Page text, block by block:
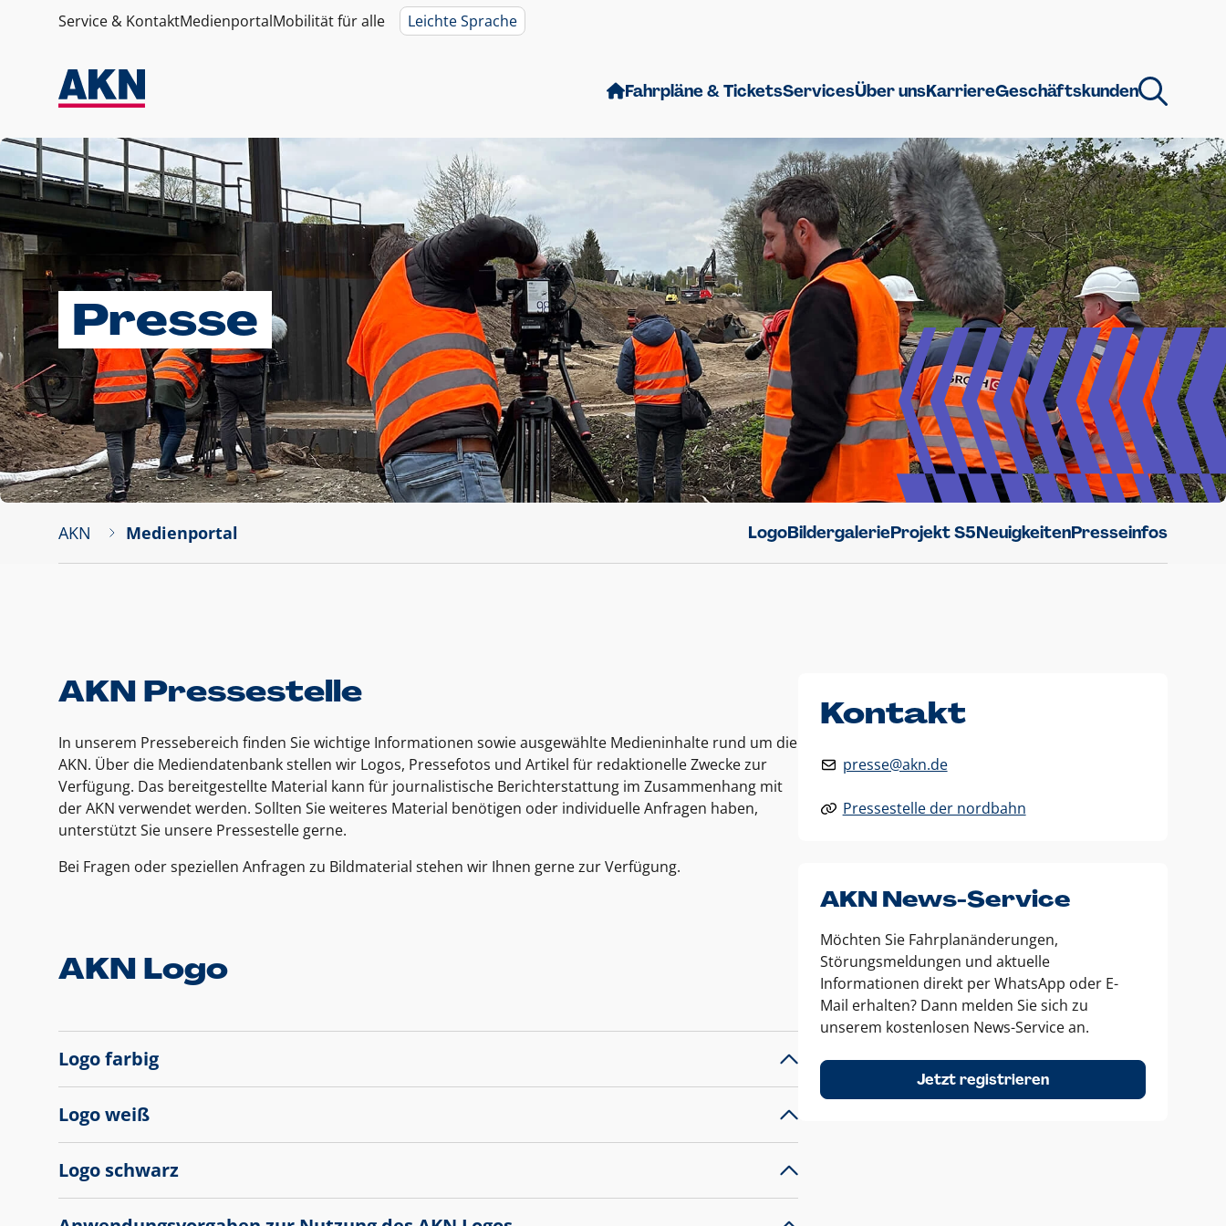
Service & KontaktMedienportalMobilität für alle Leichte Sprache
Fahrpläne & TicketsServicesÜber unsKarriereGeschäftskunden
Presse
AKN Medienportal LogoBildergalerieProjekt S5NeuigkeitenPresseinfos
AKN Pressestelle
In unserem Pressebereich finden Sie wichtige Informationen sowie ausgewählte Medieninhalte rund um die
AKN. Über die Mediendatenbank stellen wir Logos, Pressefotos und Artikel für redaktionelle Zwecke zur
Verfügung. Das bereitgestellte Material kann für journalistische Berichterstattung im Zusammenhang mit
der AKN verwendet werden. Sollten Sie weiteres Material benötigen oder individuelle Anfragen haben,
unterstützt Sie unsere Pressestelle gerne.
Bei Fragen oder speziellen Anfragen zu Bildmaterial stehen wir Ihnen gerne zur Verfügung.
AKN Logo
Logo farbig
Logo weiß
Logo schwarz
Kontakt
presse@akn.de
Pressestelle der nordbahn
AKN News-Service
Möchten Sie Fahrplanänderungen,
Störungsmeldungen und aktuelle
Informationen direkt per WhatsApp oder E-
Mail erhalten? Dann melden Sie sich zu
unserem kostenlosen News-Service an.
Jetzt registrieren